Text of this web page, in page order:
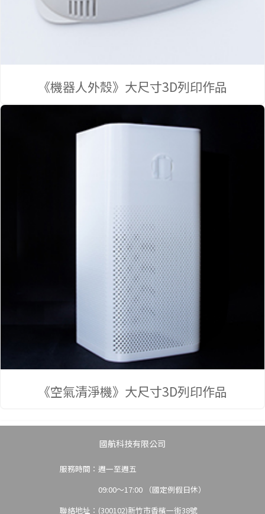
品
集
《機器人外殼》大尺寸3D列印作品
《空氣清淨機》大尺寸3D列印作品
國航科技有限公司
服務時間：週一至週五
09:00～17:00 （國定例假日休）
聯絡地址：(300102)新竹市香檳一街38號